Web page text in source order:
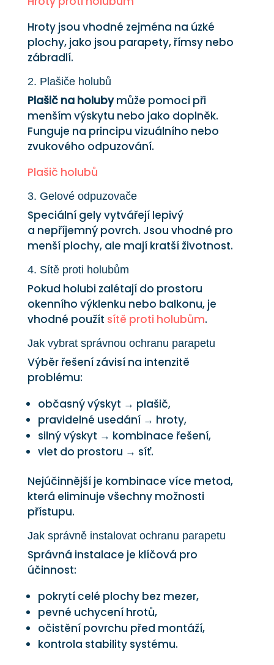
Hroty jsou vhodné zejména na úzké
plochy, jako jsou parapety, římsy nebo
zábradlí.
2. Plašiče holubů
Plašič na holubymůže pomoci při
menším výskytu nebo jako doplněk.
Funguje na principu vizuálního nebo
zvukového odpuzování.
Plašič holubů
3. Gelové odpuzovače
Speciální gely vytvářejí lepivý
a nepříjemný povrch. Jsou vhodné pro
menší plochy, ale mají kratší životnost.
4. Sítě proti holubům
Pokud holubi zalétají do prostoru
okenního výklenku nebo balkonu, je
vhodné použít sítě proti holubům.
Jak vybrat správnou ochranu parapetu
Výběr řešení závisí na intenzitě
problému:
občasný výskyt → plašič,
pravidelné usedání → hroty,
silný výskyt → kombinace řešení,
vlet do prostoru → síť.
Nejúčinnější je kombinace více metod,
která eliminuje všechny možnosti
přístupu.
Jak správně instalovat ochranu parapetu
Správná instalace je klíčová pro
účinnost:
pokrytí celé plochy bez mezer,
pevné uchycení hrotů,
očistění povrchu před montáží,
kontrola stability systému.